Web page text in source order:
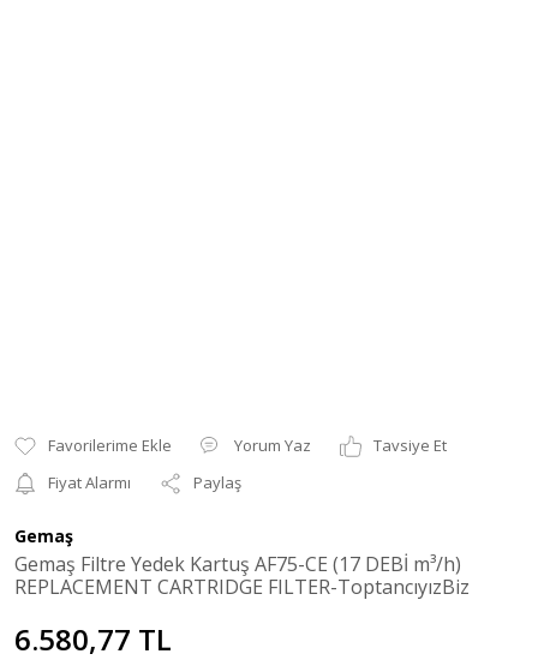
Yorum Yaz
Tavsiye Et
Fiyat Alarmı
Paylaş
Gemaş
Gemaş Filtre Yedek Kartuş AF75-CE (17 DEBİ m³/h)
REPLACEMENT CARTRIDGE FILTER-ToptancıyızBiz
6.580,77 TL